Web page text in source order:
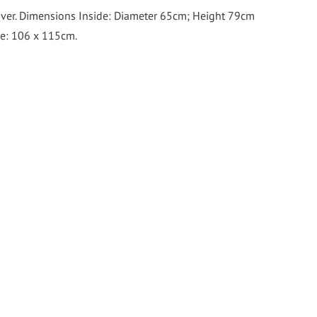
Dimensions Inside: Diameter 65cm; Height 79cm
106 x 115cm.